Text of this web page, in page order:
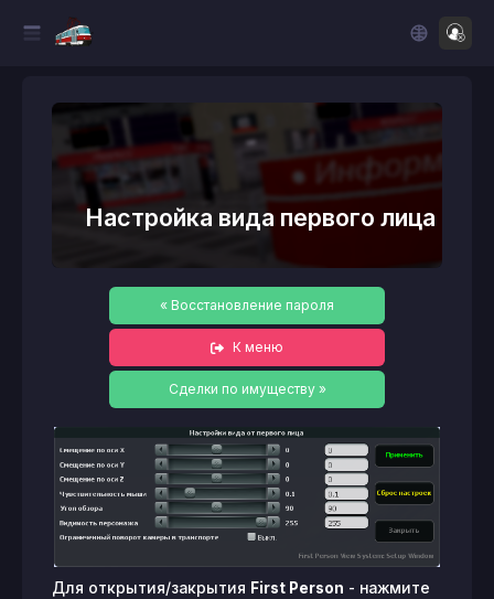
Настройка вида первого лица
« Восстановление пароля
К меню
Сделки по имуществу »
Для открытия/закрытия First Person - нажмите